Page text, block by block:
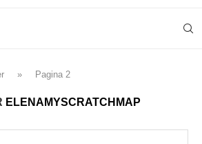
» Pagina 2
ELENAMYSCRATCHMAP